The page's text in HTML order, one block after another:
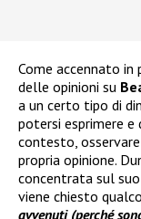
Come accennato in
delle opinioni su
a un certo tipo di
potersi esprimere e
contesto,
propria opinione.
concentrata sul
viene chiesto
avvenuti (perché